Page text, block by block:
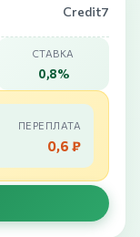
Credit7
СТАВКА
0,8%
ПЕРЕПЛАТА
0,6 ₽